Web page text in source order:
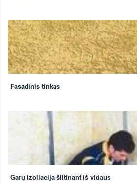
Fasadinis tinkas
Garų izoliacija šiltinant iš vidaus